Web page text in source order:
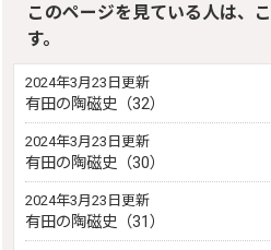
このページを見ている人は、
す。
2024年3月23日更新
有田の陶磁史（32）
2024年3月23日更新
有田の陶磁史（30）
2024年3月23日更新
有田の陶磁史（31）